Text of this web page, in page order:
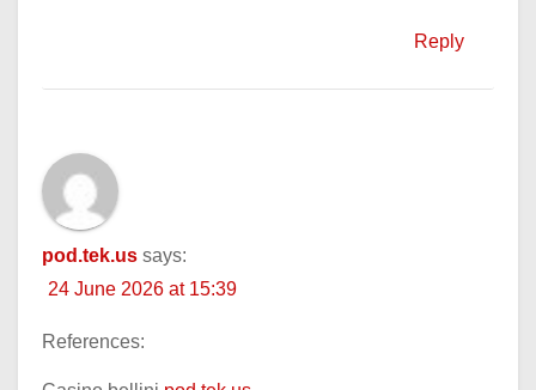
Reply
pod.tek.us says:
24 June 2026 at 15:39
References: